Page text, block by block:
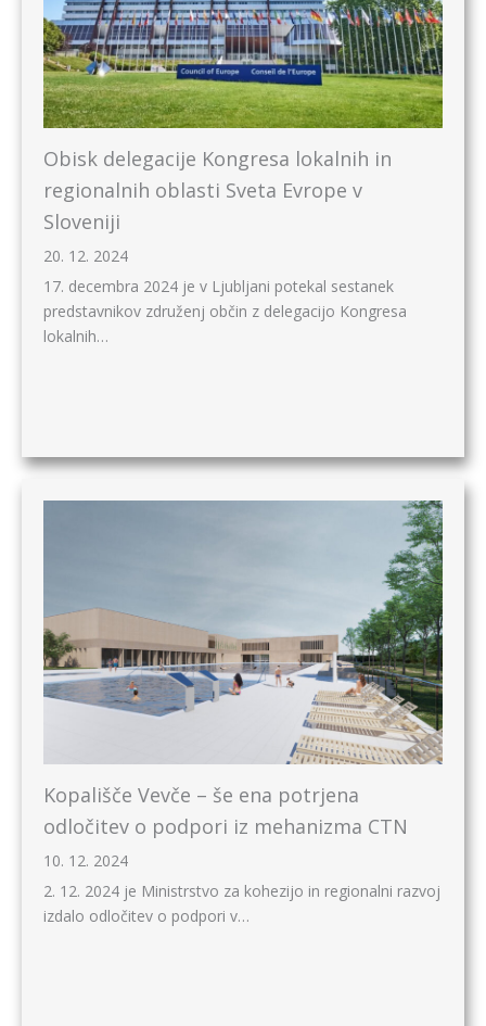
Obisk delegacije Kongresa lokalnih in
regionalnih oblasti Sveta Evrope v
Sloveniji
20. 12. 2024
17. decembra 2024 je v Ljubljani potekal sestanek
predstavnikov združenj občin z delegacijo Kongresa
lokalnih…
Kopališče Vevče – še ena potrjena
odločitev o podpori iz mehanizma CTN
10. 12. 2024
2. 12. 2024 je Ministrstvo za kohezijo in regionalni razvoj
izdalo odločitev o podpori v…